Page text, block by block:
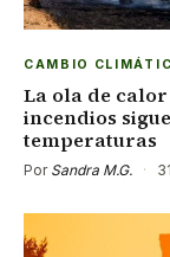
CAMBIO
La ola de
incendios
temperaturas
Por Sandra M.G. ·